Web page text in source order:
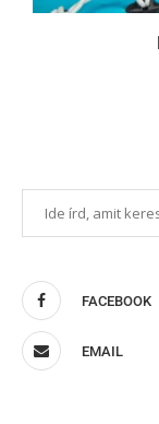
FACEBOOK
EMAIL